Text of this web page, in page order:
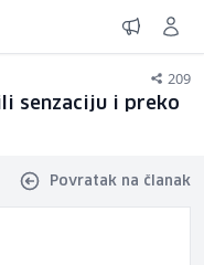
209
senzaciju i preko
Povratak na članak